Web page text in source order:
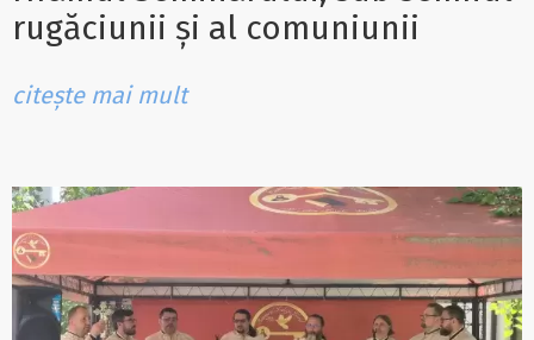
rugăciunii și al comuniunii
citește mai mult